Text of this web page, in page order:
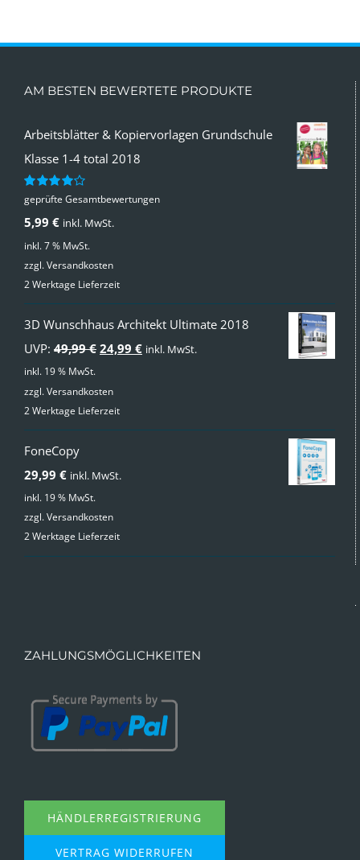
AM BESTEN BEWERTETE PRODUKTE
Arbeitsblätter & Kopiervorlagen Grundschule
Klasse 1-4 total 2018
Bewertet
von 5
geprüfte Gesamtbewertungen
5,99 € inkl. MwSt.
inkl. 7 % MwSt.
zzgl.Versandkosten
2 Werktage Lieferzeit
3D Wunschhaus Architekt Ultimate 2018
UVP: 49,99€ Ursprünglicher
war:
24,99 €Aktueller
inkl. MwSt.
inkl. 19 % MwSt.
zzgl.Versandkosten
2 Werktage Lieferzeit
FoneCopy
29,99 € inkl. MwSt.
inkl. 19 % MwSt.
zzgl.Versandkosten
2 Werktage Lieferzeit
ZAHLUNGSMÖGLICHKEITEN
HÄNDLERREGISTRIERUNG
VERTRAG WIDERRUFEN